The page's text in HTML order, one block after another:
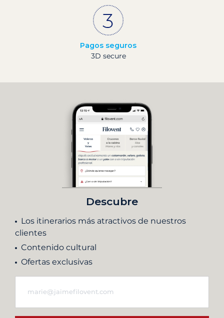
Pagos seguros
3D secure
Descubre
Los itinerarios más atractivos de nuestros
clientes
Contenido cultural
Ofertas exclusivas